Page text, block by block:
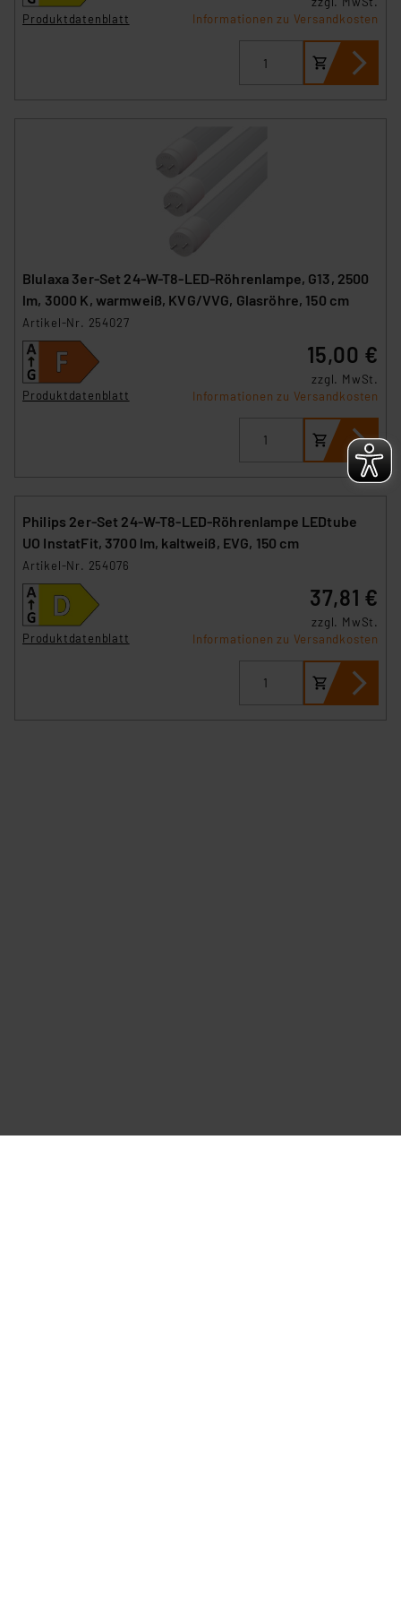
sich auf die Standarddatenschutzklauseln der
Produktdatenblatt
Informationen zu Versandkosten
Blulaxa 3er-Set 24-W-T8-LED-Röhrenlampe, G13, 2500
lm, 3000 K, warmweiß, KVG/VVG, Glasröhre, 150 cm
Artikel-Nr. 254027
Produktdatenblatt
15,00 €
zzgl. MwSt.
Informationen zu Versandkosten
Philips 2er-Set 24-W-T8-LED-Röhrenlampe LEDtube
UO InstatFit, 3700 lm, kaltweiß, EVG, 150 cm
Artikel-Nr. 254076
Produktdatenblatt
37,81 €
zzgl. MwSt.
Informationen zu Versandkosten